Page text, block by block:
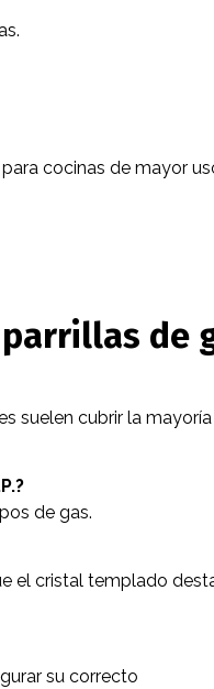
cocinas de mayor
de
suelen cubrir la
de gas.
el cristal templado
su correcto